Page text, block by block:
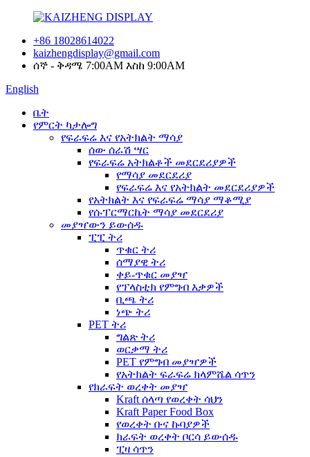
+86 18028614022
kaizhengdisplay@gmail.com
ሰኞ - ቅዳሜ 7:00AM እስከ 9:00AM
English
ቤት
የምርት ካታሎግ
የፍራፍሬ እና የአትክልት ማሳያ
ሰው ሰራሽ ሣር
የፍራፍሬ አትክልቶች መደርደሪያዎች
የማሳያ መደርደሪያ
የፍራፍሬ እና የአትክልት መደርደሪያዎች
የአትክልት እና የፍራፍሬ ማሳያ ማቆሚያ
የሱፐርማርኬት ማሳያ መደርደሪያ
መያዣውን ይውሰዱ
ፒፒ ትሪ
ጥቁር ትሪ
ሰማያዊ ትሪ
ቀይ-ጥቁር መያዣ
የፕላስቲክ የምግብ እቃዎች
ቢጫ ትሪ
ነጭ ትሪ
PET ትሪ
ግልጽ ትሪ
ወርቃማ ትሪ
PET የምግብ መያዣዎች
የአትክልት ፍራፍሬ ክላምሼል ሳጥን
የክራፍት ወረቀት መያዣ
Kraft ሰላጣ የወረቀት ሳህን
Kraft Paper Food Box
የወረቀት ቡና ኩባያዎች
ክራፍት ወረቀት ቦርሳ ይውሰዱ
ፒዛ ሳጥን